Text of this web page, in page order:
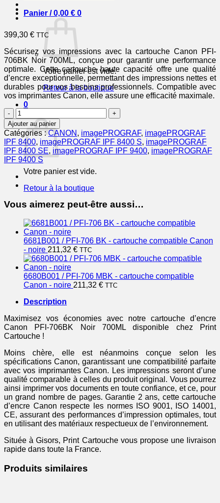
Panier /0,00 € 0
Votre panier est vide.
Retour à la boutique
0
Votre panier est vide.
Retour à la boutique
399,30 € TTC
Sécurisez vos impressions avec la cartouche Canon PFI-
706BK Noir 700ML, conçue pour garantir une performance
optimale. Cette cartouche haute capacité offre une qualité
d’encre exceptionnelle, permettant des impressions nettes et
durables pour vos besoins professionnels. Compatible avec
vos imprimantes Canon, elle assure une efficacité maximale.
quantité
de
CANON
Cartouche
Encre
PFI-
706BK
Noir
700ML
Ajouter au panier
Catégories :CANON , imagePROGRAF, imagePROGRAF
IPF 8400, imagePROGRAF IPF 8400 S, imagePROGRAF
IPF 8400 SE, imagePROGRAF IPF 9400, imagePROGRAF
IPF 9400 S
Vous aimerez peut-être aussi…
6681B001 / PFI-706 BK - cartouche compatible Canon
- noire 211,32 € TTC
6680B001 / PFI-706 MBK - cartouche compatible
Canon - noire 211,32 € TTC
Description
Maximisez vos économies avec notre cartouche d’encre
Canon PFI-706BK Noir 700ML disponible chez Print
Cartouche !
Moins chère, elle est néanmoins conçue selon les
spécifications Canon, garantissant une compatibilité parfaite
avec vos imprimantes Canon. Les impressions seront d’une
qualité comparable à celles du produit original. Vous pourrez
ainsi imprimer vos documents en toute confiance, et ce, pour
un grand nombre de pages. Garantie 2 ans, cette cartouche
d’encre Canon respecte les normes ISO 9001, ISO 14001,
CE, assurant des performances d’impression optimales, tout
en utilisant des matériaux respectueux de l’environnement.
Située à Gisors, Print Cartouche vous propose une livraison
rapide dans toute la France.
Produits similaires